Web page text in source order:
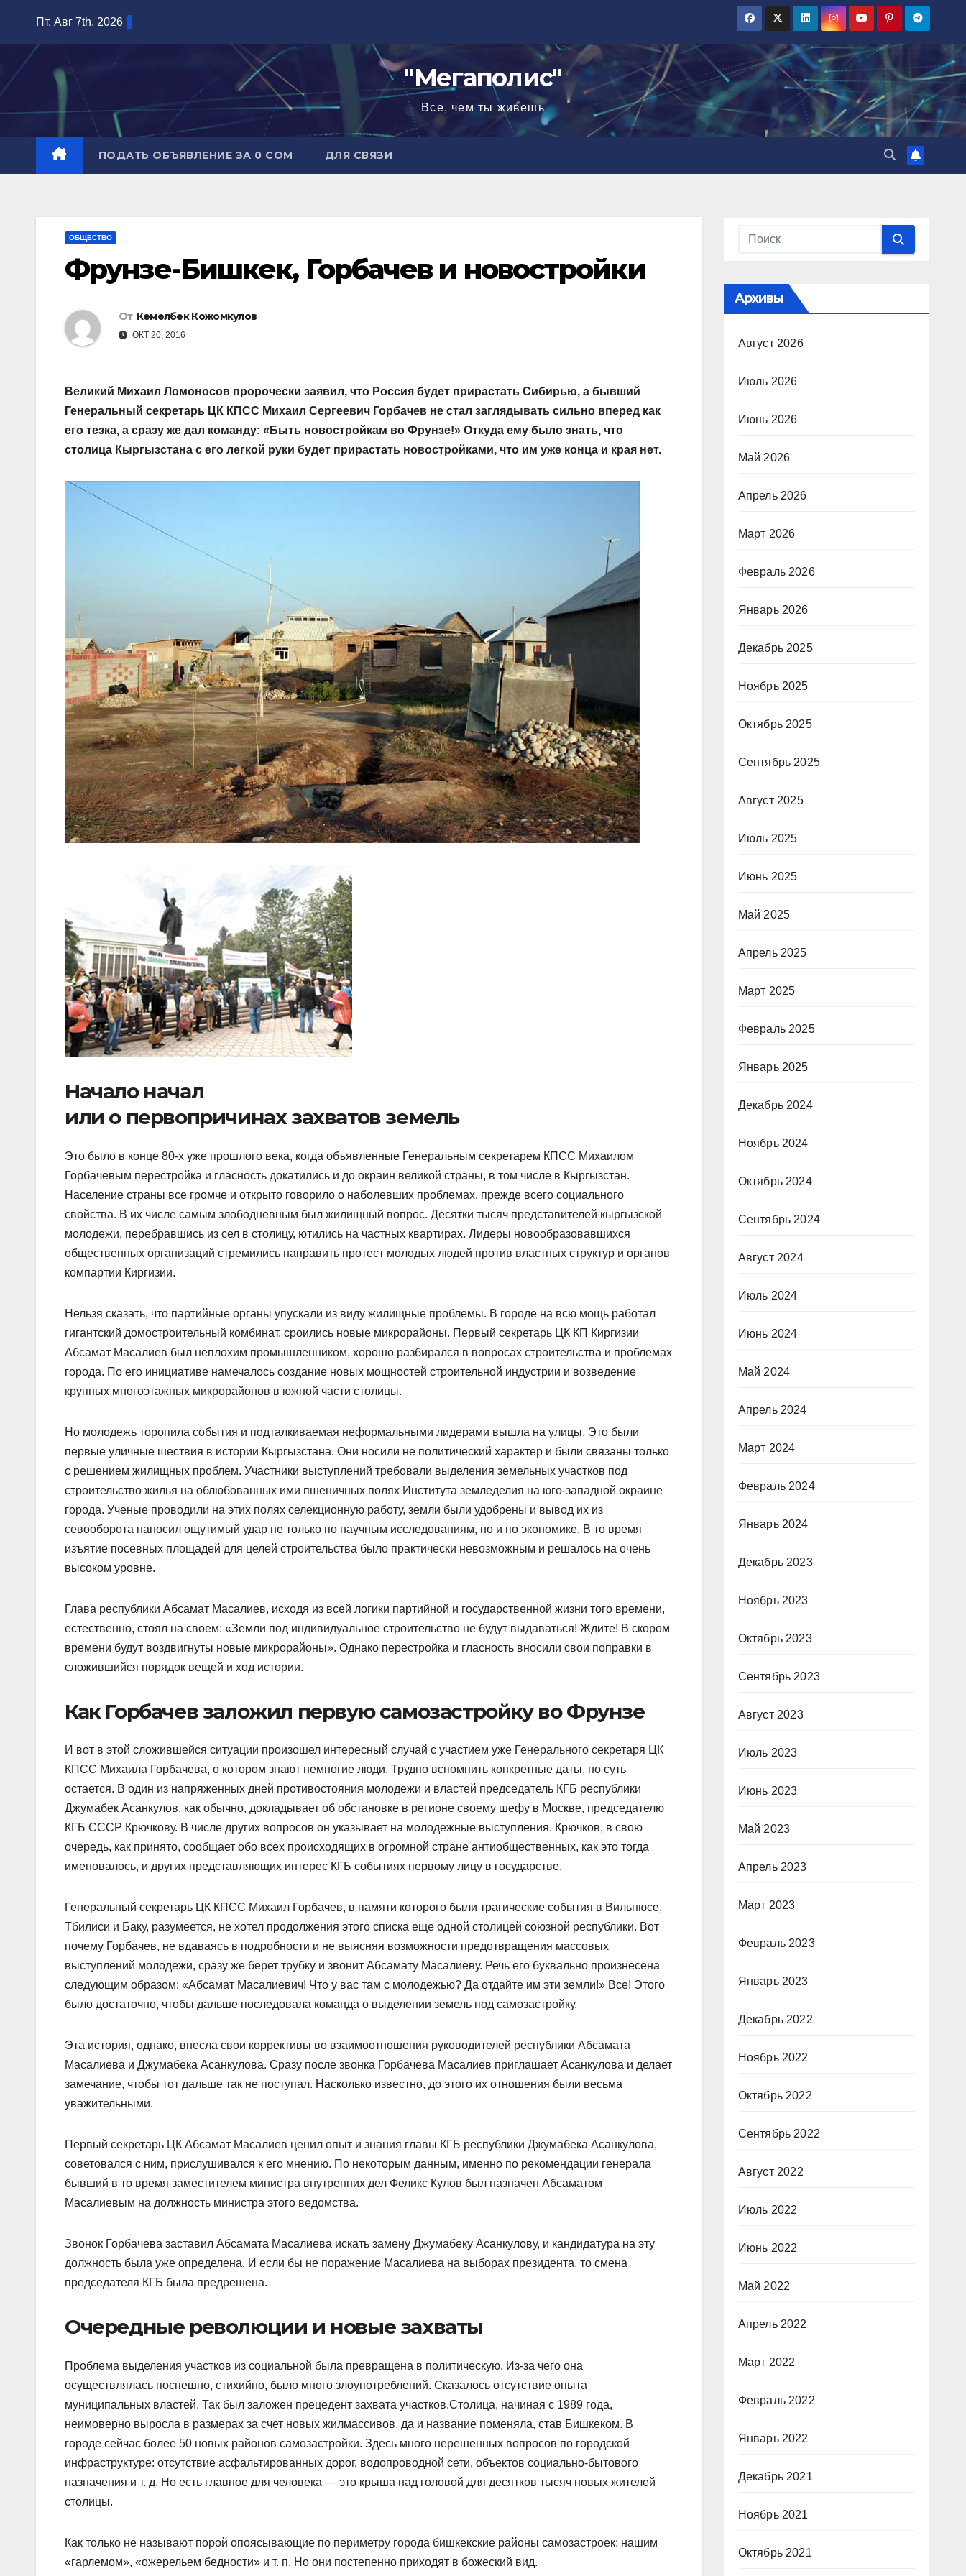
содержимому
Пт. Авг 7th, 2026
"Мегаполис"
Все, чем ты живешь
ПОДАТЬ ОБЪЯВЛЕНИЕ ЗА 0 СОМ ДЛЯ СВЯЗИ
ОБЩЕСТВО
Фрунзе-Бишкек, Горбачев и новостройки
От Кемелбек Кожомкулов
ОКТ 20, 2016
Великий Михаил Ломоносов пророчески заявил, что Россия будет прирастать Сибирью, а бывший
Генеральный секретарь ЦК КПСС Михаил Сергеевич Горбачев не стал заглядывать сильно вперед как
его тезка, а сразу же дал команду: «Быть новостройкам во Фрунзе!» Откуда ему было знать, что
столица Кыргызстана с его легкой руки будет прирастать новостройками, что им уже конца и края нет.
Начало начал
или о первопричинах захватов земель
Это было в конце 80-х уже прошлого века, когда объявленные Генеральным секретарем КПСС Михаилом
Горбачевым перестройка и гласность докатились и до окраин великой страны, в том числе в Кыргызстан.
Население страны все громче и открыто говорило о наболевших проблемах, прежде всего социального
свойства. В их числе самым злободневным был жилищный вопрос. Десятки тысяч представителей кыргызской
молодежи, перебравшись из сел в столицу, ютились на частных квартирах. Лидеры новообразовавшихся
общественных организаций стремились направить протест молодых людей против властных структур и органов
компартии Киргизии.
Нельзя сказать, что партийные органы упускали из виду жилищные проблемы. В городе на всю мощь работал
гигантский домостроительный комбинат, сроились новые микрорайоны. Первый секретарь ЦК КП Киргизии
Абсамат Масалиев был неплохим промышленником, хорошо разбирался в вопросах строительства и проблемах
города. По его инициативе намечалось создание новых мощностей строительной индустрии и возведение
крупных многоэтажных микрорайонов в южной части столицы.
Но молодежь торопила события и подталкиваемая неформальными лидерами вышла на улицы. Это были
первые уличные шествия в истории Кыргызстана. Они носили не политический характер и были связаны только
с решением жилищных проблем. Участники выступлений требовали выделения земельных участков под
строительство жилья на облюбованных ими пшеничных полях Института земледелия на юго-западной окраине
города. Ученые проводили на этих полях селекционную работу, земли были удобрены и вывод их из
севооборота наносил ощутимый удар не только по научным исследованиям, но и по экономике. В то время
изъятие посевных площадей для целей строительства было практически невозможным и решалось на очень
высоком уровне.
Глава республики Абсамат Масалиев, исходя из всей логики партийной и государственной жизни того времени,
естественно, стоял на своем: «Земли под индивидуальное строительство не будут выдаваться! Ждите! В скором
времени будут воздвигнуты новые микрорайоны». Однако перестройка и гласность вносили свои поправки в
сложившийся порядок вещей и ход истории.
Как Горбачев заложил первую самозастройку во Фрунзе
И вот в этой сложившейся ситуации произошел интересный случай с участием уже Генерального секретаря ЦК
КПСС Михаила Горбачева, о котором знают немногие люди. Трудно вспомнить конкретные даты, но суть
остается. В один из напряженных дней противостояния молодежи и властей председатель КГБ республики
Джумабек Асанкулов, как обычно, докладывает об обстановке в регионе своему шефу в Москве, председателю
КГБ СССР Крючкову. В числе других вопросов он указывает на молодежные выступления. Крючков, в свою
очередь, как принято, сообщает обо всех происходящих в огромной стране антиобщественных, как это тогда
именовалось, и других представляющих интерес КГБ событиях первому лицу в государстве.
Генеральный секретарь ЦК КПСС Михаил Горбачев, в памяти которого были трагические события в Вильнюсе,
Тбилиси и Баку, разумеется, не хотел продолжения этого списка еще одной столицей союзной республики. Вот
почему Горбачев, не вдаваясь в подробности и не выясняя возможности предотвращения массовых
выступлений молодежи, сразу же берет трубку и звонит Абсамату Масалиеву. Речь его буквально произнесена
следующим образом: «Абсамат Масалиевич! Что у вас там с молодежью? Да отдайте им эти земли!» Все! Этого
было достаточно, чтобы дальше последовала команда о выделении земель под самозастройку.
Эта история, однако, внесла свои коррективы во взаимоотношения руководителей республики Абсамата
Масалиева и Джумабека Асанкулова. Сразу после звонка Горбачева Масалиев приглашает Асанкулова и делает
замечание, чтобы тот дальше так не поступал. Насколько известно, до этого их отношения были весьма
уважительными.
Первый секретарь ЦК Абсамат Масалиев ценил опыт и знания главы КГБ республики Джумабека Асанкулова,
советовался с ним, прислушивался к его мнению. По некоторым данным, именно по рекомендации генерала
бывший в то время заместителем министра внутренних дел Феликс Кулов был назначен Абсаматом
Масалиевым на должность министра этого ведомства.
Звонок Горбачева заставил Абсамата Масалиева искать замену Джумабеку Асанкулову, и кандидатура на эту
должность была уже определена. И если бы не поражение Масалиева на выборах президента, то смена
председателя КГБ была предрешена.
Очередные революции и новые захваты
Проблема выделения участков из социальной была превращена в политическую. Из-за чего она
осуществлялась поспешно, стихийно, было много злоупотреблений. Сказалось отсутствие опыта
муниципальных властей. Так был заложен прецедент захвата участков.Столица, начиная с 1989 года,
неимоверно выросла в размерах за счет новых жилмассивов, да и название поменяла, став Бишкеком. В
городе сейчас более 50 новых районов самозастройки. Здесь много нерешенных вопросов по городской
инфраструктуре: отсутствие асфальтированных дорог, водопроводной сети, объектов социально-бытового
назначения и т. д. Но есть главное для человека — это крыша над головой для десятков тысяч новых жителей
столицы.
Как только не называют порой опоясывающие по периметру города бишкекские районы самозастроек: нашим
«гарлемом», «ожерельем бедности» и т. п. Но они постепенно приходят в божеский вид.
Архивы
Август 2026
Июль 2026
Июнь 2026
Май 2026
Апрель 2026
Март 2026
Февраль 2026
Январь 2026
Декабрь 2025
Ноябрь 2025
Октябрь 2025
Сентябрь 2025
Август 2025
Июль 2025
Июнь 2025
Май 2025
Апрель 2025
Март 2025
Февраль 2025
Январь 2025
Декабрь 2024
Ноябрь 2024
Октябрь 2024
Сентябрь 2024
Август 2024
Июль 2024
Июнь 2024
Май 2024
Апрель 2024
Март 2024
Февраль 2024
Январь 2024
Декабрь 2023
Ноябрь 2023
Октябрь 2023
Сентябрь 2023
Август 2023
Июль 2023
Июнь 2023
Май 2023
Апрель 2023
Март 2023
Февраль 2023
Январь 2023
Декабрь 2022
Ноябрь 2022
Октябрь 2022
Сентябрь 2022
Август 2022
Июль 2022
Июнь 2022
Май 2022
Апрель 2022
Март 2022
Февраль 2022
Январь 2022
Декабрь 2021
Ноябрь 2021
Октябрь 2021